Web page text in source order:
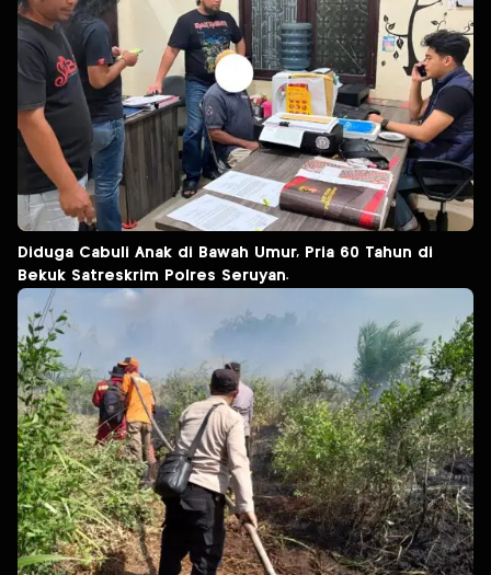
Diduga Cabuli Anak di Bawah Umur, Pria 60 Tahun di
Bekuk Satreskrim Polres Seruyan.